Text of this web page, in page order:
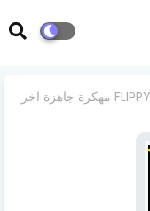
تحميل لعبة FLIPPY knife مهكرة جاهزة اخر